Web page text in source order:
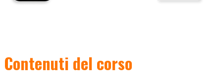
Contenuti del corso